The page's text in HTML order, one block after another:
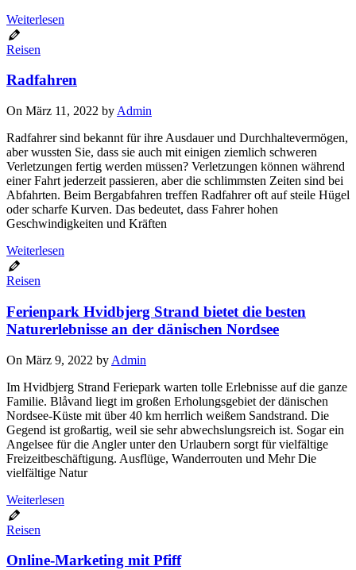
Weiterlesen
Reisen
Radfahren
On März 11, 2022 by Admin
Radfahrer sind bekannt für ihre Ausdauer und Durchhaltevermögen,
aber wussten Sie, dass sie auch mit einigen ziemlich schweren
Verletzungen fertig werden müssen? Verletzungen können während
einer Fahrt jederzeit passieren, aber die schlimmsten Zeiten sind bei
Abfahrten. Beim Bergabfahren treffen Radfahrer oft auf steile Hügel
oder scharfe Kurven. Das bedeutet, dass Fahrer hohen
Geschwindigkeiten und Kräften
Weiterlesen
Reisen
Ferienpark Hvidbjerg Strand bietet die besten
Naturerlebnisse an der dänischen Nordsee
On März 9, 2022 by Admin
Im Hvidbjerg Strand Feriepark warten tolle Erlebnisse auf die ganze
Familie. Blåvand liegt im großen Erholungsgebiet der dänischen
Nordsee-Küste mit über 40 km herrlich weißem Sandstrand. Die
Gegend ist großartig, weil sie sehr abwechslungsreich ist. Sogar ein
Angelsee für die Angler unter den Urlaubern sorgt für vielfältige
Freizeitbeschäftigung. Ausflüge, Wanderrouten und Mehr Die
vielfältige Natur
Weiterlesen
Reisen
Online-Marketing mit Pfiff